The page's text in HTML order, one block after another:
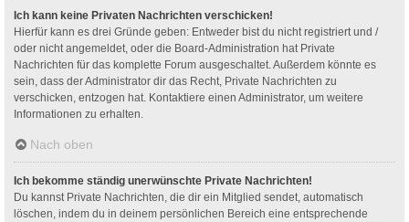
Ich kann keine Privaten Nachrichten verschicken!
Hierfür kann es drei Gründe geben: Entweder bist du nicht registriert und /
oder nicht angemeldet, oder die Board-Administration hat Private
Nachrichten für das komplette Forum ausgeschaltet. Außerdem könnte es
sein, dass der Administrator dir das Recht, Private Nachrichten zu
verschicken, entzogen hat. Kontaktiere einen Administrator, um weitere
Informationen zu erhalten.
Nach oben
Ich bekomme ständig unerwünschte Private Nachrichten!
Du kannst Private Nachrichten, die dir ein Mitglied sendet, automatisch
löschen, indem du in deinem persönlichen Bereich eine entsprechende